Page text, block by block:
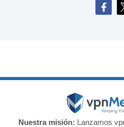
Nuestra misión: Lanzamos